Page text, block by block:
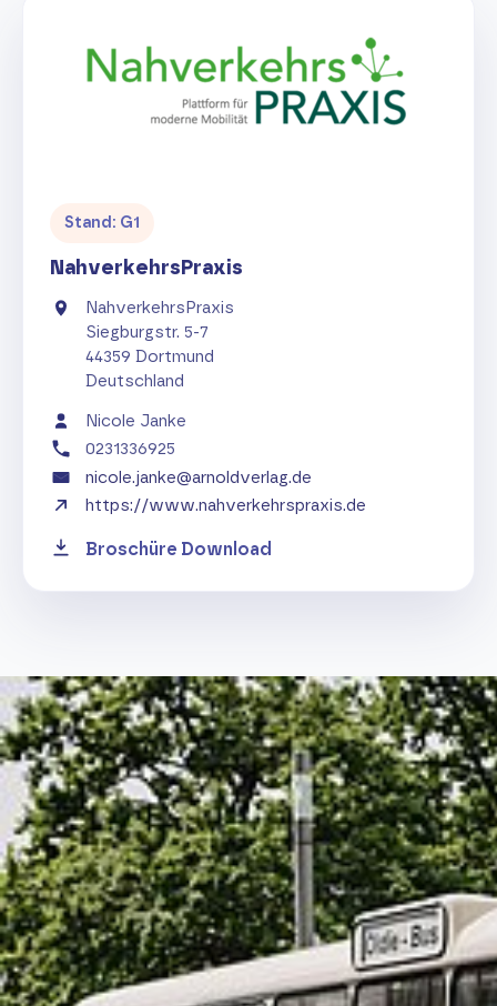
Stand: G1
NahverkehrsPraxis
NahverkehrsPraxis
Siegburgstr. 5-7
44359 Dortmund
Deutschland
Nicole Janke
0231336925
nicole.janke@arnoldverlag.de
https://www.nahverkehrspraxis.de
Broschüre Download